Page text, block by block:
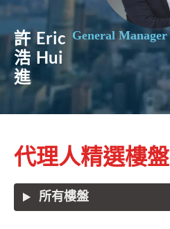
許
浩
進
Eric
Hui
General Manager
所有樓盤
代理人精選樓盤